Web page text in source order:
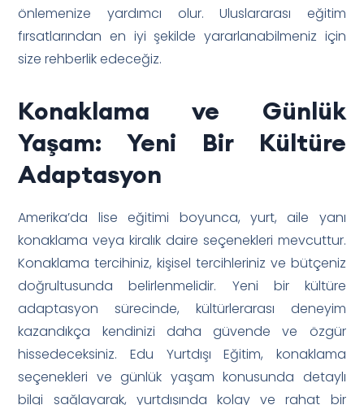
önlemenize yardımcı olur. Uluslararası eğitim
fırsatlarından en iyi şekilde yararlanabilmeniz için
size rehberlik edeceğiz.
Konaklama ve Günlük
Yaşam: Yeni Bir Kültüre
Adaptasyon
Amerika’da lise eğitimi boyunca, yurt, aile yanı
konaklama veya kiralık daire seçenekleri mevcuttur.
Konaklama tercihiniz, kişisel tercihleriniz ve bütçeniz
doğrultusunda belirlenmelidir. Yeni bir kültüre
adaptasyon sürecinde, kültürlerarası deneyim
kazandıkça kendinizi daha güvende ve özgür
hissedeceksiniz. Edu Yurtdışı Eğitim, konaklama
seçenekleri ve günlük yaşam konusunda detaylı
bilgi sağlayarak, yurtdışında kolay ve rahat bir